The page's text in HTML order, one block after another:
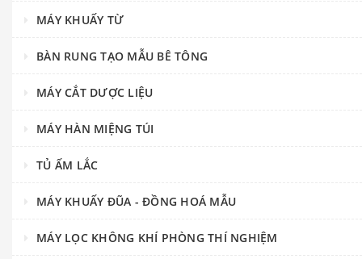
MÁY KHUẤY TỪ
BÀN RUNG TẠO MẪU BÊ TÔNG
MÁY CẮT DƯỢC LIỆU
MÁY HÀN MIỆNG TÚI
TỦ ẤM LẮC
MÁY KHUẤY ĐŨA - ĐỒNG HOÁ MẪU
MÁY LỌC KHÔNG KHÍ PHÒNG THÍ NGHIỆM